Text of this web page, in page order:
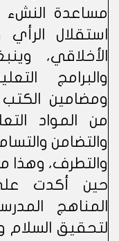
مساعدة
استقلال الرأي
الأخلاقي،
والبرامج
ومضامين
من المواد
والتضامن
والتطرف، وهذا
حين أكدت
المناهج
لتحقيق السلام